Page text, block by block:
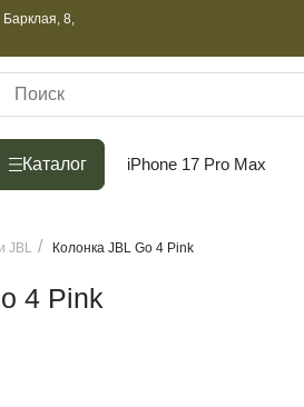
Барклая, 8,
Каталог iPhone 17 Pro Max
JBL Колонка JBL Go 4 Pink
4 Pink